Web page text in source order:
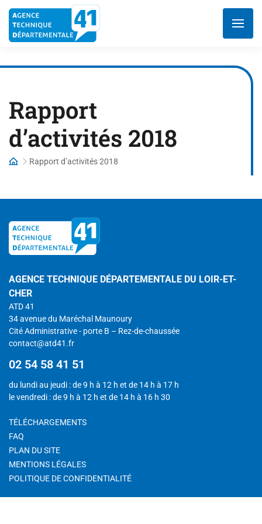
Aller
contenu
Rapport
d’activités 2018
Rapport d’activités 2018
AGENCE TECHNIQUE DÉPARTEMENTALE DU LOIR-ET-
CHER
ATD 41
34 avenue du Maréchal Maunoury
Cité Administrative - porte B – Rez-de-chaussée
contact@atd41.fr
02 54 58 41 51
du lundi au jeudi : de 9 h à 12 h et de 14 h à 17 h
le vendredi : de 9 h à 12 h et de 14 h à 16 h 30
TÉLÉCHARGEMENTS
FAQ
PLAN DU SITE
MENTIONS LÉGALES
POLITIQUE DE CONFIDENTIALITÉ